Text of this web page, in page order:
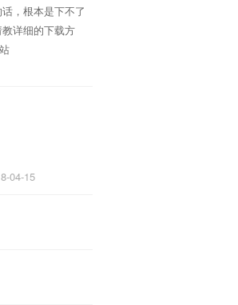
，根本是下不了
详细的下载方
04-15